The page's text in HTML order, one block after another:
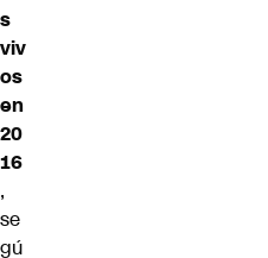
s
viv
os
en
20
16
,
se
gú